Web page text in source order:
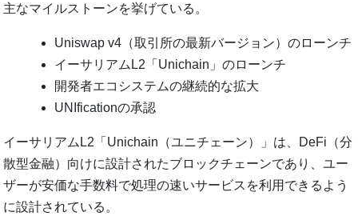
主なマイルストーンを挙げている。
Uniswap v4（取引所の最新バージョン）のローンチ
イーサリアムL2「Unichain」のローンチ
開発者エコシステムの継続的な拡大
UNIficationの承認
イーサリアムL2「Unichain（ユニチェーン）」は、DeFi（分
散型金融）向けに設計されたブロックチェーンであり、ユー
ザーが安価な手数料で処理の速いサービスを利用できるよう
に設計されている。